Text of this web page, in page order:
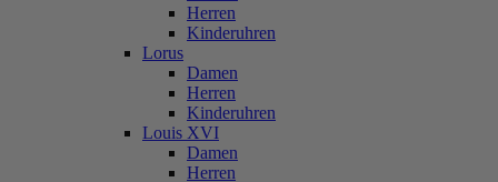
Herren
Kinderuhren
Lorus
Damen
Herren
Kinderuhren
Louis XVI
Damen
Herren